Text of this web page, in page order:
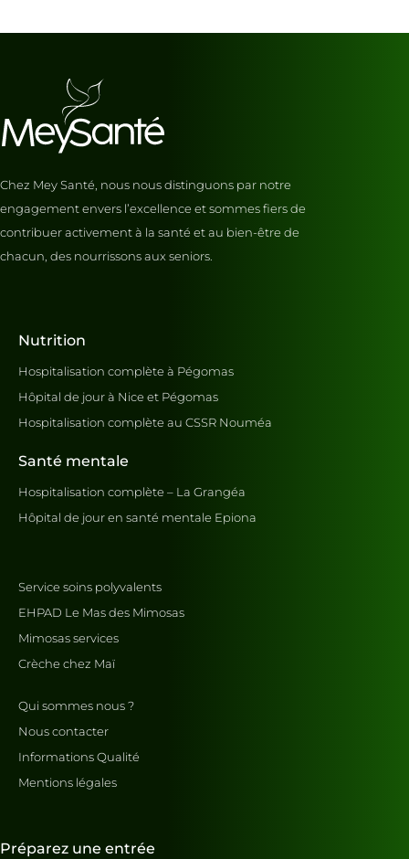
Chez Mey Santé, nous nous distinguons par notre
engagement envers l’excellence et sommes fiers de
contribuer activement à la santé et au bien-être de
chacun, des nourrissons aux seniors.
Nutrition
Hospitalisation complète à Pégomas
Hôpital de jour à Nice et Pégomas
Hospitalisation complète au CSSR Nouméa
Santé mentale
Hospitalisation complète – La Grangéa
Hôpital de jour en santé mentale Epiona
Service soins polyvalents
EHPAD Le Mas des Mimosas
Mimosas services
Crèche chez Maï
Qui sommes nous ?
Nous contacter
Informations Qualité
Mentions légales
Préparez une entrée